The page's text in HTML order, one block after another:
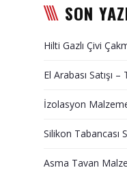
SON
Hilti Gazlı Çivi
El Arabası Satışı
İzolasyon
Silikon Tabancası
Asma Tavan